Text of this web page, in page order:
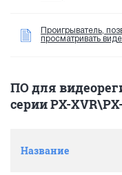
Проигрыватель,
просматривать
ПО для
серии PX-
Название